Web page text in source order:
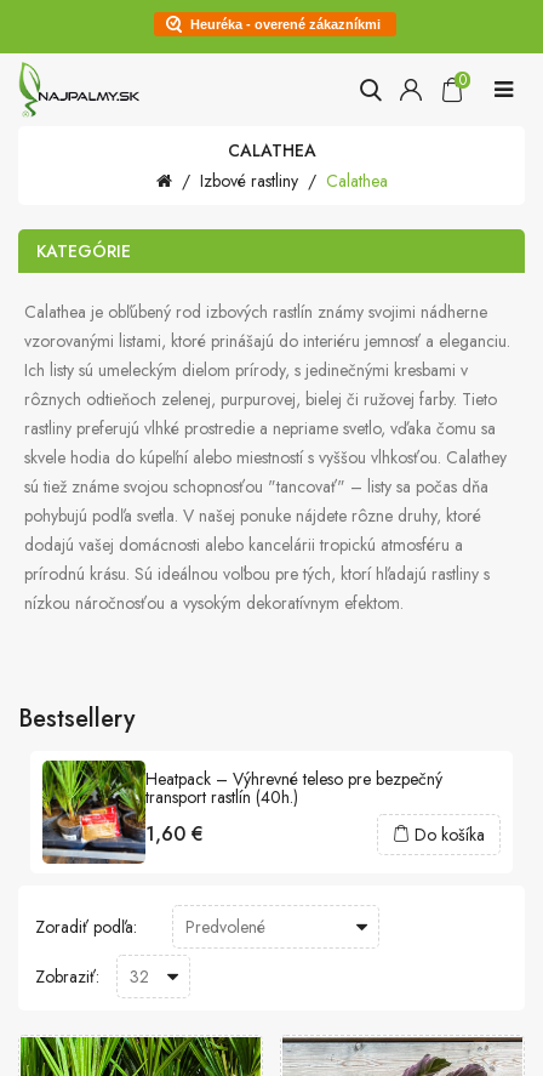
Heuréka - overené zákazníkmi
0
CALATHEA
Izbové rastliny
Calathea
KATEGÓRIE
Calathea je obľúbený rod izbových rastlín známy svojimi nádherne
vzorovanými listami, ktoré prinášajú do interiéru jemnosť a eleganciu.
Ich listy sú umeleckým dielom prírody, s jedinečnými kresbami v
rôznych odtieňoch zelenej, purpurovej, bielej či ružovej farby. Tieto
rastliny preferujú vlhké prostredie a nepriame svetlo, vďaka čomu sa
skvele hodia do kúpeľní alebo miestností s vyššou vlhkosťou. Calathey
sú tiež známe svojou schopnosťou "tancovať" – listy sa počas dňa
pohybujú podľa svetla. V našej ponuke nájdete rôzne druhy, ktoré
dodajú vašej domácnosti alebo kancelárii tropickú atmosféru a
prírodnú krásu. Sú ideálnou voľbou pre tých, ktorí hľadajú rastliny s
nízkou náročnosťou a vysokým dekoratívnym efektom.
Bestsellery
Heatpack – Výhrevné teleso pre bezpečný
transport rastlín (40h.)
1,60 € Do košíka
Zoradiť podľa:
Zobraziť: